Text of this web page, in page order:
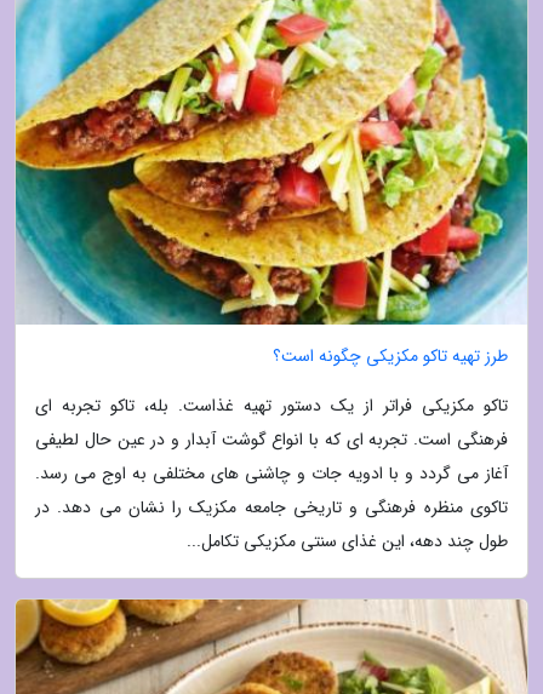
طرز تهیه تاکو مکزیکی چگونه است؟
تاکو مکزیکی فراتر از یک دستور تهیه غذاست. بله، تاکو تجربه ای
فرهنگی است. تجربه ای که با انواع گوشت آبدار و در عین حال لطیفی
آغاز می گردد و با ادویه جات و چاشنی های مختلفی به اوج می رسد.
تاکوی منظره فرهنگی و تاریخی جامعه مکزیک را نشان می دهد. در
طول چند دهه، این غذای سنتی مکزیکی تکامل...